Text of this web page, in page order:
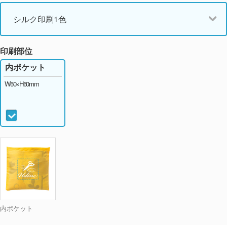
シルク印刷1色
印刷部位
内ポケット
内ポケット
W60×H60mm